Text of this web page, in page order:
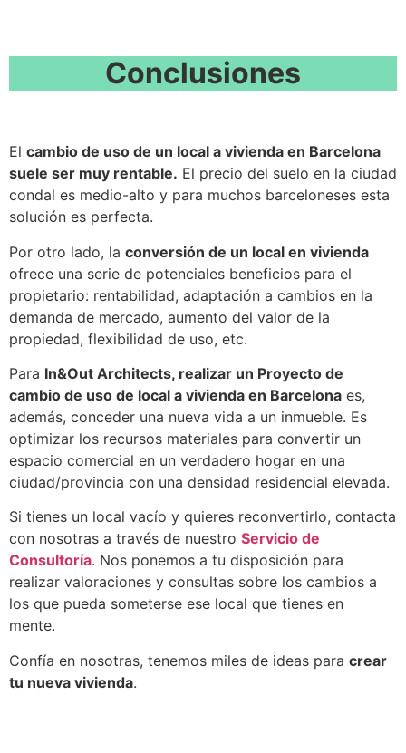
Conclusiones
El cambio de uso de un local a vivienda en Barcelona
suele ser muy rentable. El precio del suelo en la ciudad
condal es medio-alto y para muchos barceloneses esta
solución es perfecta.
Por otro lado, la conversión de un local en vivienda
ofrece una serie de potenciales beneficios para el
propietario: rentabilidad, adaptación a cambios en la
demanda de mercado, aumento del valor de la
propiedad, flexibilidad de uso, etc.
Para In&Out Architects, realizar un Proyecto de
cambio de uso de local a vivienda en Barcelona es,
además, conceder una nueva vida a un inmueble. Es
optimizar los recursos materiales para convertir un
espacio comercial en un verdadero hogar en una
ciudad/provincia con una densidad residencial elevada.
Si tienes un local vacío y quieres reconvertirlo, contacta
con nosotras a través de nuestro Servicio de
Consultoría. Nos ponemos a tu disposición para
realizar valoraciones y consultas sobre los cambios a
los que pueda someterse ese local que tienes en
mente.
Confía en nosotras, tenemos miles de ideas para crear
tu nueva vivienda.